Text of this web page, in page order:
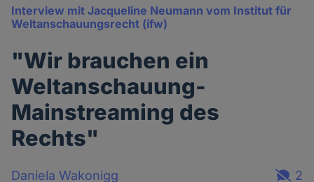
Interview mit Jacqueline Neumann vom Institut für
Weltanschauungsrecht (ifw)
"Wir brauchen ein
Weltanschauung-
Mainstreaming des
Rechts"
Daniela Wakonigg
2